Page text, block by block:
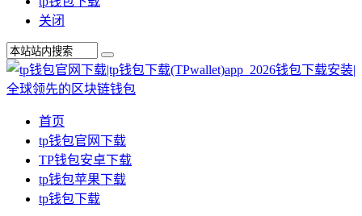
关闭
首页
tp钱包官网下载
TP钱包安卓下载
tp钱包苹果下载
tp钱包下载